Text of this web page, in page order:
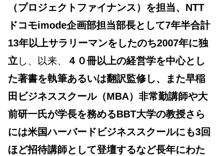
（プロジェクトファイナンス）を担当、NTT
ドコモimode企画部担当部長として7年半合計
13年以上サラリーマンをしたのち2007年に独
立し、以来、
４０冊以上の経営学を中心とし
た著書を執筆あるいは翻訳監修し、また早稲
田ビジネススクール（MBA）非常勤講師や大
前研一氏が学長を務めるBBT大学の教授さら
には米国ハーバードビジネススクールにも3回
ほど招待講師として登壇するなど長年にわた